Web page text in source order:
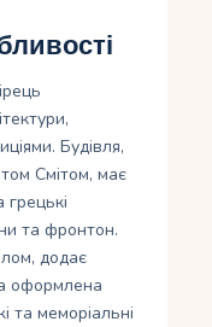
Будівля,
Смітом, має
грецькі
та фронтон.
додає
оформлена
та меморіальні